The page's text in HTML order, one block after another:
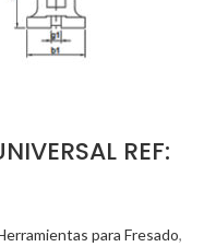
REF:
para Fresado,